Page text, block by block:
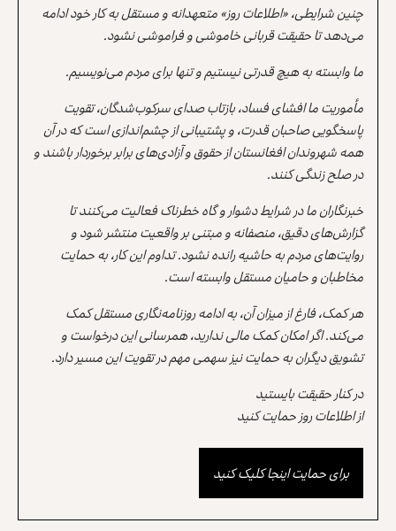
چنین شرایطی، «اطلاعات روز» متعهدانه و مستقل به کار خود ادامه
می‌دهد تا حقیقت قربانی خاموشی و فراموشی نشود.
ما وابسته به هیچ قدرتی نیستیم و تنها برای مردم می‌نویسیم.
مأموریت ما افشای فساد، بازتاب صدای سرکوب‌شدگان، تقویت
پاسخگویی صاحبان قدرت، و پشتیبانی از چشم‌اندازی است که در آن
همه شهروندان افغانستان از حقوق و آزادی‌های برابر برخوردار باشند و
در صلح زندگی کنند.
خبرنگاران ما در شرایط دشوار و گاه خطرناک فعالیت می‌کنند تا
گزارش‌های دقیق، منصفانه و مبتنی بر واقعیت منتشر شود و
روایت‌های مردم به حاشیه رانده نشود. تداوم این کار، به حمایت
مخاطبان و حامیان مستقل وابسته است.
هر کمک، فارغ از میزان آن، به ادامه روزنامه‌نگاری مستقل کمک
می‌کند. اگر امکان کمک مالی ندارید، همرسانی این درخواست و
تشویق دیگران به حمایت نیز سهمی مهم در تقویت این مسیر دارد.
در کنار حقیقت بایستید
از اطلاعات روز حمایت کنید
برای حمایت اینجا کلیک کنید